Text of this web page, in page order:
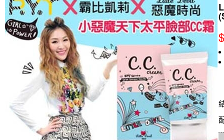
$